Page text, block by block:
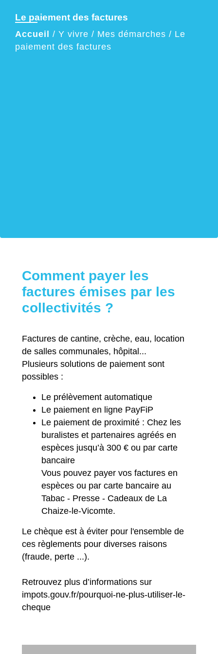
Le paiement des factures
Accueil / Y vivre / Mes démarches / Le
paiement des factures
Comment payer les
factures émises par les
collectivités ?
Factures de cantine, crèche, eau, location
de salles communales, hôpital...
Plusieurs solutions de paiement sont
possibles :
Le prélèvement automatique
Le paiement en ligne PayFiP
Le paiement de proximité : Chez les
buralistes et partenaires agréés en
espèces jusqu’à 300 € ou par carte
bancaire
Vous pouvez payer vos factures en
espèces ou par carte bancaire au
Tabac - Presse - Cadeaux de La
Chaize-le-Vicomte.
Le chèque est à éviter pour l'ensemble de
ces règlements pour diverses raisons
(fraude, perte ...).
Retrouvez plus d’informations sur
impots.gouv.fr/pourquoi-ne-plus-utiliser-le-
cheque